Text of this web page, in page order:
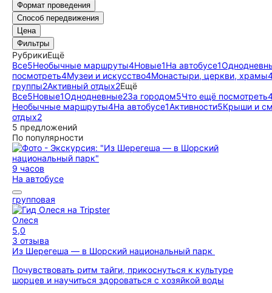
Формат проведения
Способ передвижения
Цена
Фильтры
РубрикиЕщё
Все5Необычные маршруты4Новые1На автобусе1
посмотреть4Музеи и искусство4Монастыри, церкви, храмы
группы2Активный отдых2Ещё
Все5Новые1Однодневные2За городом5Что ещё посмотреть
Необычные маршруты4На автобусе1Активности5Крыши и
отдых2
5 предложений
По популярности
9 часов
На автобусе
групповая
Олеся
5,0
3 отзыва
Из Шерегеша — в Шорский национальный парк
Почувствовать ритм тайги, прикоснуться к культуре
шорцев и научиться здороваться с хозяйкой воды